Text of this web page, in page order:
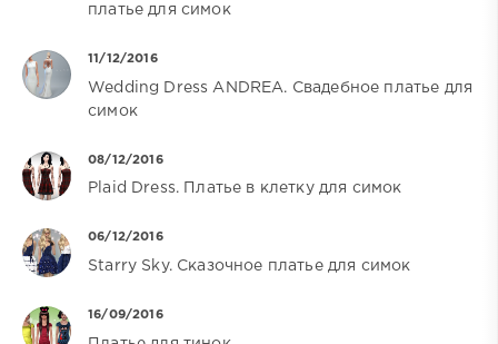
платье для симок
11/12/2016
Wedding Dress ANDREA. Свадебное платье для
симок
08/12/2016
Plaid Dress. Платье в клетку для симок
06/12/2016
Starry Sky. Сказочное платье для симок
16/09/2016